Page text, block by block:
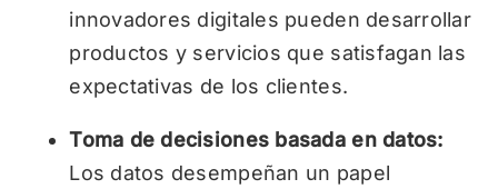
innovadores digitales pueden desarrollar
productos y servicios que satisfagan las
expectativas de los clientes.
Toma de decisiones basada en datos:
Los datos desempeñan un papel